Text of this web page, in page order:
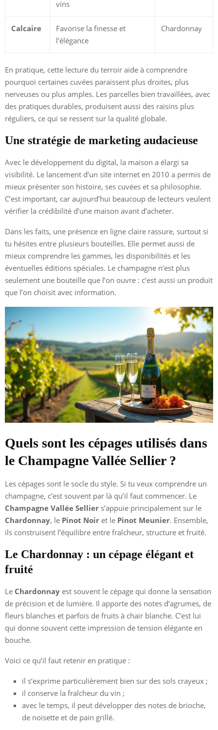
vins
Calcaire
Favorise la finesse et
l’élégance
Chardonnay
En pratique, cette lecture du terroir aide à comprendre
pourquoi certaines cuvées paraissent plus droites, plus
nerveuses ou plus amples. Les parcelles bien travaillées, avec
des pratiques durables, produisent aussi des raisins plus
réguliers, ce qui se ressent sur la qualité globale.
Une stratégie de marketing audacieuse
Avec le développement du digital, la maison a élargi sa
visibilité. Le lancement d’un site internet en 2010 a permis de
mieux présenter son histoire, ses cuvées et sa philosophie.
C’est important, car aujourd’hui beaucoup de lecteurs veulent
vérifier la crédibilité d’une maison avant d’acheter.
Dans les faits, une présence en ligne claire rassure, surtout si
tu hésites entre plusieurs bouteilles. Elle permet aussi de
mieux comprendre les gammes, les disponibilités et les
éventuelles éditions spéciales. Le champagne n’est plus
seulement une bouteille que l’on ouvre : c’est aussi un produit
que l’on choisit avec information.
Quels sont les cépages utilisés dans
le Champagne Vallée Sellier ?
Les cépages sont le socle du style. Si tu veux comprendre un
champagne, c’est souvent par là qu’il faut commencer. Le
Champagne Vallée Sellier s’appuie principalement sur le
Chardonnay, le Pinot Noir et le Pinot Meunier. Ensemble,
ils construisent l’équilibre entre fraîcheur, structure et fruité.
Le Chardonnay : un cépage élégant et
fruité
Le Chardonnay est souvent le cépage qui donne la sensation
de précision et de lumière. Il apporte des notes d’agrumes, de
fleurs blanches et parfois de fruits à chair blanche. C’est lui
qui donne souvent cette impression de tension élégante en
bouche.
Voici ce qu’il faut retenir en pratique :
il s’exprime particulièrement bien sur des sols crayeux ;
il conserve la fraîcheur du vin ;
avec le temps, il peut développer des notes de brioche,
de noisette et de pain grillé.